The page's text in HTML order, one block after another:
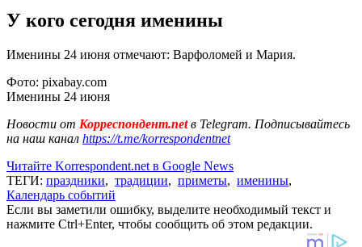
У кого сегодня именины
Именины 24 июня отмечают: Варфоломей и Мария.
Фото: pixabay.com
Именины 24 июня
Новости от Корреспондент.netв Telegram. Подписывайтесь
на наш канал https://t.me/korrespondentnet
Читайте Korrespondent.net в Google News
ТЕГИ: праздники, традиции, приметы, именины,
Календарь событий
Если вы заметили ошибку, выделите необходимый текст и
нажмите Ctrl+Enter, чтобы сообщить об этом редакции.